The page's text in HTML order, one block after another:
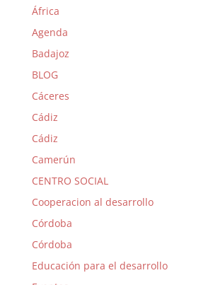
África
Agenda
Badajoz
BLOG
Cáceres
Cádiz
Cádiz
Camerún
CENTRO SOCIAL
Cooperacion al desarrollo
Córdoba
Córdoba
Educación para el desarrollo